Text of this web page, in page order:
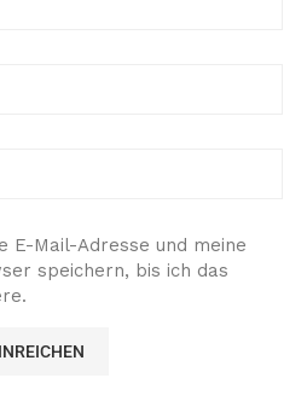
E-Mail-Adresse und meine
speichern, bis ich das